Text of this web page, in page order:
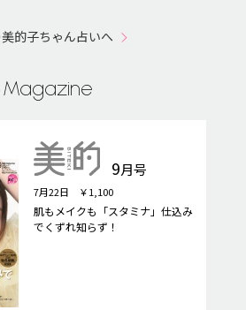
的子ちゃん占いへ
Magazine
9月号
7月22日 ￥1,100
肌もメイクも「スタミナ」仕込み
でくずれ知らず！